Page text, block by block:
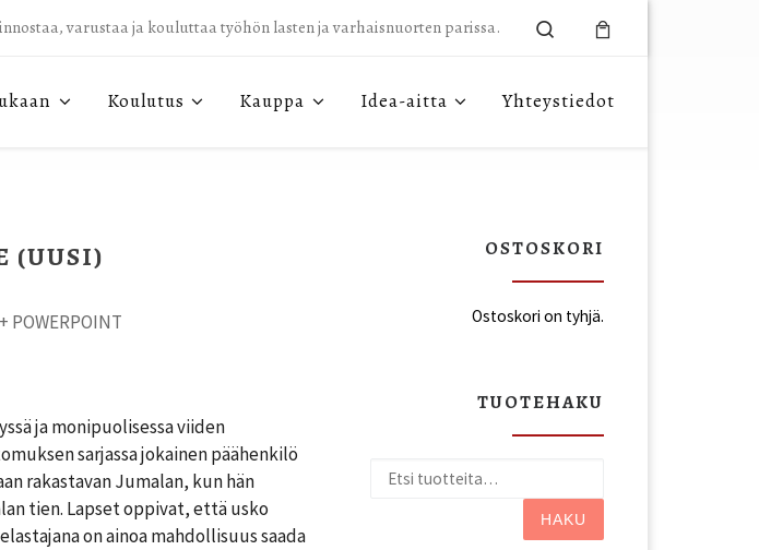
varustaa ja kouluttaa työhön lasten ja varhaisnuorten parissa. Search
Koulutus Kauppa Idea-aitta Yhteystiedot
(UUSI)
POWERPOINT
ja monipuolisessa viiden
sarjassa jokainen päähenkilö
rakastavan Jumalan, kun hän
tien. Lapset oppivat, että usko
on ainoa mahdollisuus saada
OSTOSKORI
Ostoskori on tyhjä.
TUOTEHAKU
HAKU